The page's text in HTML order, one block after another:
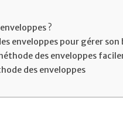
?
enveloppes pour gérer
des enveloppes
des enveloppes